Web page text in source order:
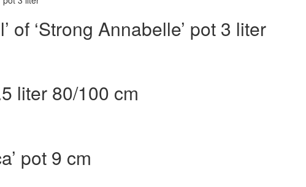
of ‘Strong Annabelle’ pot 3 liter
liter 80/100 cm
pot 9 cm